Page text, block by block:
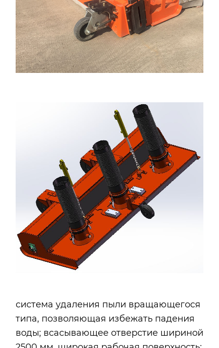
система удаления пыли вращающегося
типа, позволяющая избежать падения
воды; всасывающее отверстие шириной